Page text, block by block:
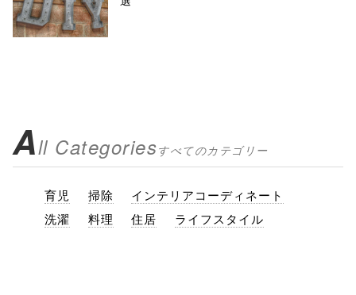
All Categoriesすべてのカテゴリー
育児 掃除
インテリアコーディネート
洗濯
料理 住居 ライフスタイル